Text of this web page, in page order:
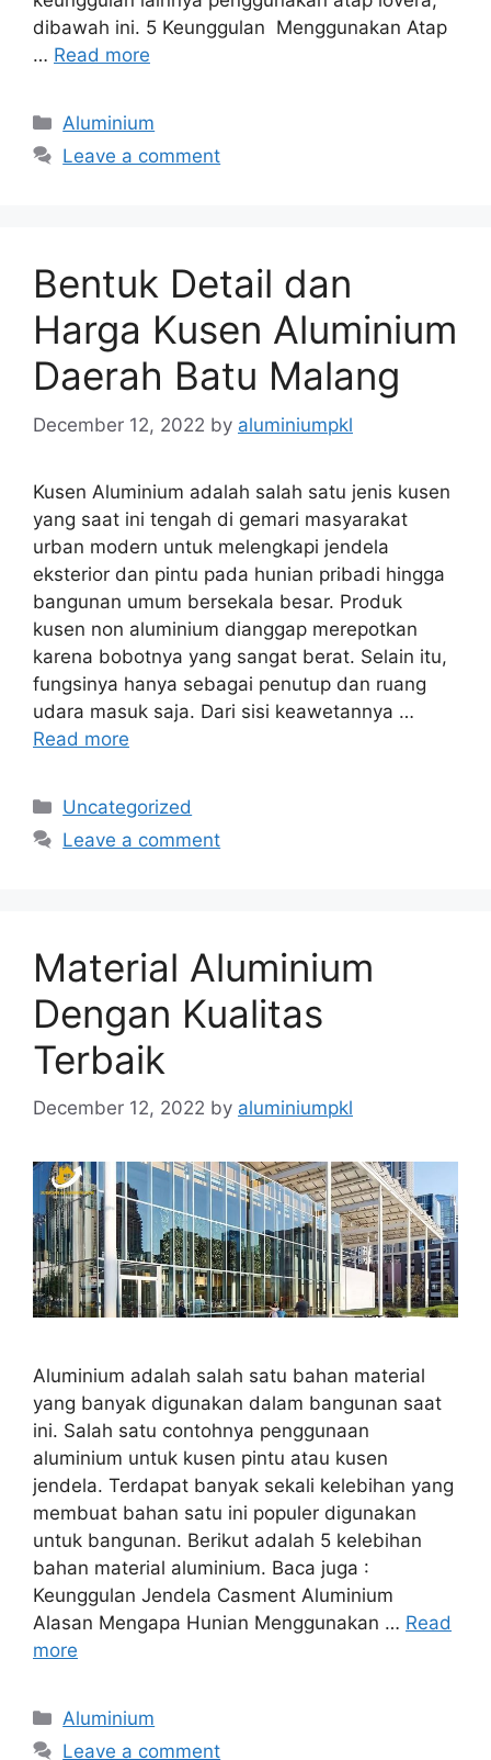
dibawah ini. 5 Keunggulan Menggunakan Atap
… Read more
Categories
Aluminium
Leave a comment
Bentuk Detail dan
Harga Kusen Aluminium
Daerah Batu Malang
December 12, 2022 by aluminiumpkl
Kusen Aluminium adalah salah satu jenis kusen
yang saat ini tengah di gemari masyarakat
urban modern untuk melengkapi jendela
eksterior dan pintu pada hunian pribadi hingga
bangunan umum bersekala besar. Produk
kusen non aluminium dianggap merepotkan
karena bobotnya yang sangat berat. Selain itu,
fungsinya hanya sebagai penutup dan ruang
udara masuk saja. Dari sisi keawetannya …
Read more
Categories
Uncategorized
Leave a comment
Material Aluminium
Dengan Kualitas
Terbaik
December 12, 2022 by aluminiumpkl
Aluminium adalah salah satu bahan material
yang banyak digunakan dalam bangunan saat
ini. Salah satu contohnya penggunaan
aluminium untuk kusen pintu atau kusen
jendela. Terdapat banyak sekali kelebihan yang
membuat bahan satu ini populer digunakan
untuk bangunan. Berikut adalah 5 kelebihan
bahan material aluminium. Baca juga :
Keunggulan Jendela Casment Aluminium
Alasan Mengapa Hunian Menggunakan … Read
more
Categories
Aluminium
Leave a comment